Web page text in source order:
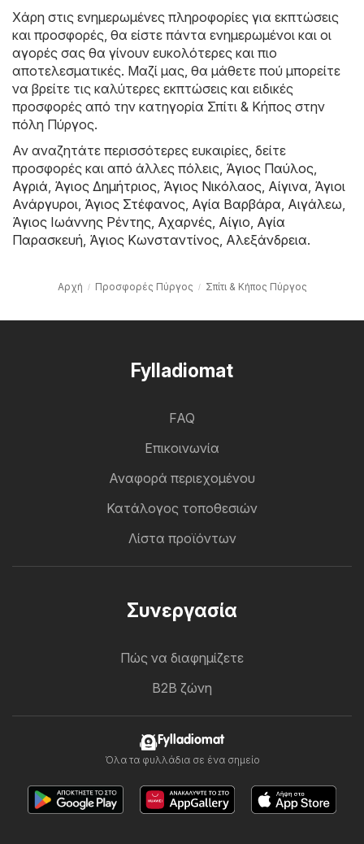
Χάρη στις ενημερωμένες πληροφορίες για εκπτώσεις
και προσφορές, θα είστε πάντα ενημερωμένοι και οι
αγορές σας θα γίνουν ευκολότερες και πιο
αποτελεσματικές. Μαζί μας, θα μάθετε πού μπορείτε
να βρείτε τις καλύτερες εκπτώσεις και ειδικές
προσφορές από την κατηγορία Σπίτι & Κήπος στην
πόλη Πύργος.
Αν αναζητάτε περισσότερες ευκαιρίες, δείτε
προσφορές και από άλλες πόλεις, Άγιος Παύλος
Αγριά Άγιος Δημήτριος Άγιος Νικόλαος Αίγινα Άγιοι
Ανάργυροι Άγιος Στέφανος Αγία Βαρβάρα Αιγάλεω
Άγιος Ιωάννης Ρέντης Αχαρνές Αίγιο Αγία
Παρασκευή Άγιος Κωνσταντίνος Αλεξάνδρεια.
Αρχή Προσφορές Πύργος Σπίτι & Κήπος Πύργος
Fylladiomat
FAQ
Επικοινωνία
Αναφορά περιεχομένου
Κατάλογος τοποθεσιών
Λίστα προϊόντων
Συνεργασία
Πώς να διαφημίζετε
B2B ζώνη
Fylladiomat
Όλα τα φυλλάδια σε ένα σημείο